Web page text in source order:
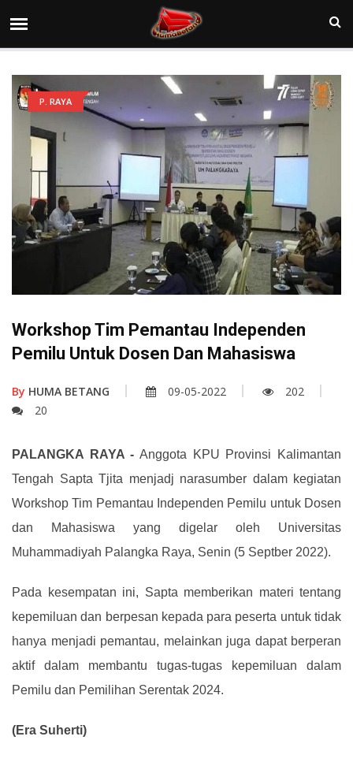
P. RAYA
Workshop Tim Pemantau Independen
Pemilu Untuk Dosen Dan Mahasiswa
By HUMA BETANG 09-05-2022
202
20
PALANGKA RAYA - Anggota KPU Provinsi Kalimantan
Tengah Sapta Tjita menjadj narasumber dalam kegiatan
Workshop Tim Pemantau Independen Pemilu untuk Dosen
dan Mahasiswa yang digelar oleh Universitas
Muhammadiyah Palangka Raya, Senin (5 Septber 2022).
Pada kesempatan ini, Sapta memberikan materi tentang
kepemiluan dan berpesan kepada para peserta untuk tidak
hanya menjadi pemantau, melainkan juga dapat berperan
aktif dalam membantu tugas-tugas kepemiluan dalam
Pemilu dan Pemilihan Serentak 2024.
(Era Suherti)